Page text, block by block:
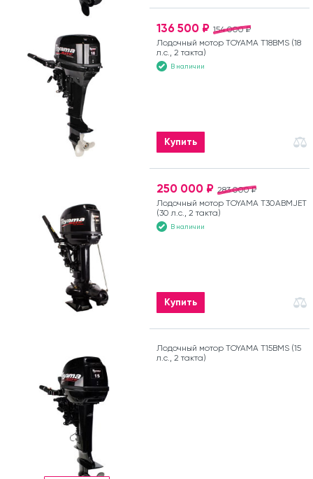
154 000 ₽
136 500 ₽
Лодочный мотор TOYAMA T18BMS (18
л.с., 2 такта)
В наличии
Купить
283 000 ₽
250 000 ₽
Лодочный мотор TOYAMA T30ABMJET
(30 л.с., 2 такта)
В наличии
Купить
Лодочный мотор TOYAMA T15BMS (15
л.с., 2 такта)